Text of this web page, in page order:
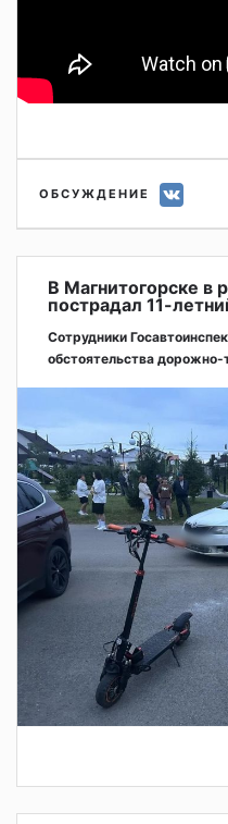
ОБСУЖДЕНИЕ
В Магнитогорске в
пострадал 11-
Сотрудники
обстоятельства дорожно-